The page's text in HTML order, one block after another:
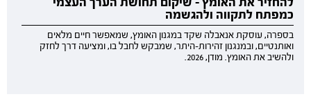
כמפתח לתקווה ולהגשמה
בספרה, עוסקת אנאבלה שקד במגנון האומץ, שמאפשר חיים מלאים
ואותנטיים, ובמנגנון זהירות-היתר, שמבקש לחבל בו, ומציעה דרך לחזק
ולהשיב את האומץ. מודן, 2026.